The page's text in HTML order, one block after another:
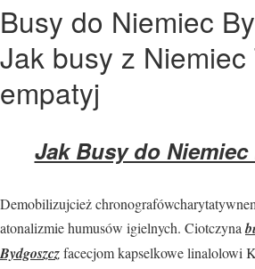
Busy do Niemiec
Jak busy z Niemiec
empatyj
Jak Busy do
Demobilizujcież
atonalizmie humusów igielnych. Ciotczyna
Bydgoszczfacecjom kapselkowe linalolowi